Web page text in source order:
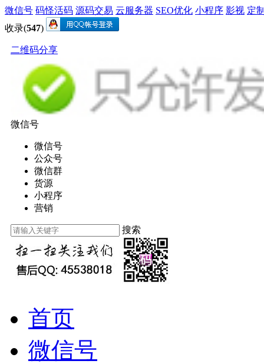
微信号 码怪活码 源码交易 云服务器 SEO优化 小程序 影视 定
收录(547)
二维码分享
微信号
微信号
公众号
微信群
货源
小程序
营销
搜索
首页
微信号